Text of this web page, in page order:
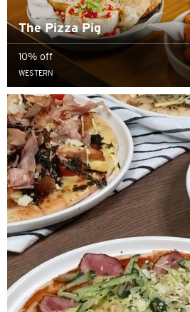
The Pizza Pig
10% off
WESTERN
N
新界, 香港
H
香港
香港岛, 香港
K
九龙, 香港
N
新界, 香港